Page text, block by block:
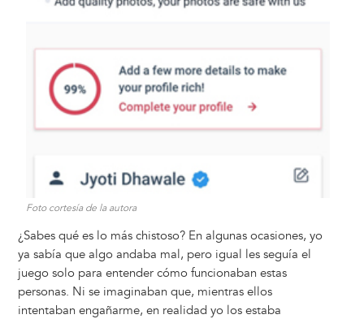
Foto cortesía de la autora
¿Sabes qué es lo más chistoso? En algunas ocasiones, yo
ya sabía que algo andaba mal, pero igual les seguía el
juego solo para entender cómo funcionaban estas
personas. Ni se imaginaban que, mientras ellos
intentaban engañarme, en realidad yo los estaba